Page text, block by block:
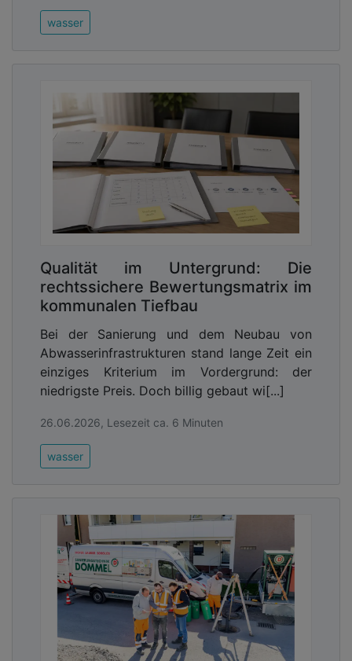
wasser
Qualität im Untergrund: Die
rechtssichere Bewertungsmatrix im
kommunalen Tiefbau
Bei der Sanierung und dem Neubau von
Abwasserinfrastrukturen stand lange Zeit ein
einziges Kriterium im Vordergrund: der
niedrigste Preis. Doch billig gebaut wi[...]
26.06.2026, Lesezeit ca. 6 Minuten
wasser